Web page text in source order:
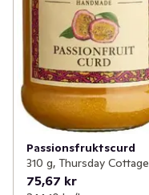
Passionsfruktscurd
310 g, Thursday Cottage
75,67 kr